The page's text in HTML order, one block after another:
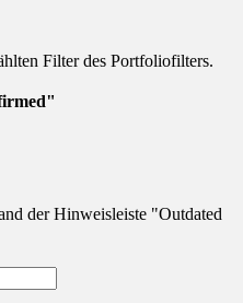
Filter des Portfoliofilters.
der Hinweisleiste "Outdated